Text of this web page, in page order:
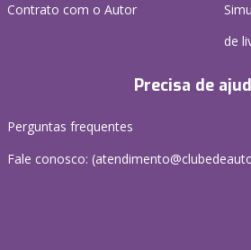
Contrato com o Autor
de
Precisa de
Perguntas frequentes
Fale conosco: